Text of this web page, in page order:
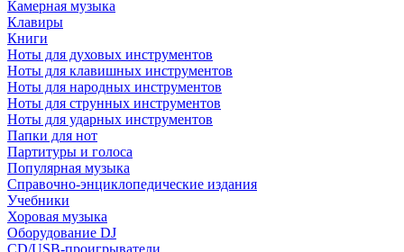
Камерная музыка
Клавиры
Книги
Ноты для духовых инструментов
Ноты для клавишных инструментов
Ноты для народных инструментов
Ноты для струнных инструментов
Ноты для ударных инструментов
Папки для нот
Партитуры и голоса
Популярная музыка
Справочно-энциклопедические издания
Учебники
Хоровая музыка
Оборудование DJ
CD/USB-проигрыватели